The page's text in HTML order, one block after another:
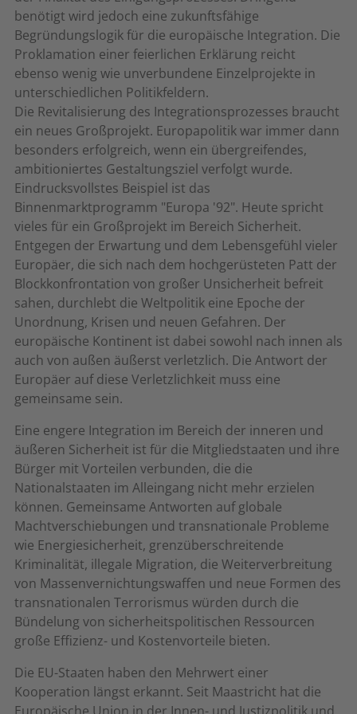
benötigt wird jedoch eine zukunftsfähige
Begründungslogik für die europäische Integration. Die
Proklamation einer feierlichen Erklärung reicht
ebenso wenig wie unverbundene Einzelprojekte in
unterschiedlichen Politikfeldern.
Die Revitalisierung des Integrationsprozesses braucht
ein neues Großprojekt. Europapolitik war immer dann
besonders erfolgreich, wenn ein übergreifendes,
ambitioniertes Gestaltungsziel verfolgt wurde.
Eindrucksvollstes Beispiel ist das
Binnenmarktprogramm "Europa '92". Heute spricht
vieles für ein Großprojekt im Bereich Sicherheit.
Entgegen der Erwartung und dem Lebensgefühl vieler
Europäer, die sich nach dem hochgerüsteten Patt der
Blockkonfrontation von großer Unsicherheit befreit
sahen, durchlebt die Weltpolitik eine Epoche der
Unordnung, Krisen und neuen Gefahren. Der
europäische Kontinent ist dabei sowohl nach innen als
auch von außen äußerst verletzlich. Die Antwort der
Europäer auf diese Verletzlichkeit muss eine
gemeinsame sein.
Eine engere Integration im Bereich der inneren und
äußeren Sicherheit ist für die Mitgliedstaaten und ihre
Bürger mit Vorteilen verbunden, die die
Nationalstaaten im Alleingang nicht mehr erzielen
können. Gemeinsame Antworten auf globale
Machtverschiebungen und transnationale Probleme
wie Energiesicherheit, grenzüberschreitende
Kriminalität, illegale Migration, die Weiterverbreitung
von Massenvernichtungswaffen und neue Formen des
transnationalen Terrorismus würden durch die
Bündelung von sicherheitspolitischen Ressourcen
große Effizienz- und Kostenvorteile bieten.
Die EU-Staaten haben den Mehrwert einer
Kooperation längst erkannt. Seit Maastricht hat die